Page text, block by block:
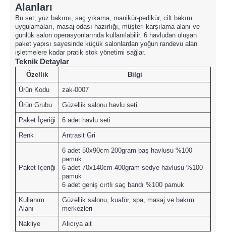
Alanları
Bu set; yüz bakımı, saç yıkama, manikür-pedikür, cilt bakım
uygulamaları, masaj odası hazırlığı, müşteri karşılama alanı ve
günlük salon operasyonlarında kullanılabilir. 6 havludan oluşan
paket yapısı sayesinde küçük salonlardan yoğun randevu alan
işletmelere kadar pratik stok yönetimi sağlar.
Teknik Detaylar
Özellik
Bilgi
Ürün Kodu
zak-0007
Ürün Grubu
Güzellik salonu havlu seti
Paket İçeriği
6 adet havlu seti
Renk
Antrasit Gri
Paket İçeriği
6 adet 50x90cm 200gram baş havlusu %100
pamuk
6 adet 70x140cm 400gram sedye havlusu %100
pamuk
6 adet geniş cırtlı saç bandı %100 pamuk
Kullanım
Alanı
Güzellik salonu, kuaför, spa, masaj ve bakım
merkezleri
Nakliye
Alıcıya ait